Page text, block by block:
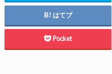
はてブ
Pocket